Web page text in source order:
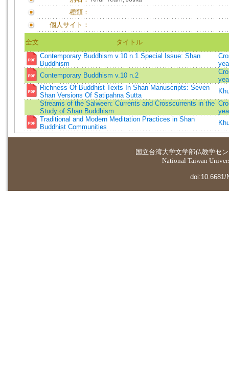
種類：
個人サイト：
全文
タイトル
Contemporary Buddhism v.10 n.1 Special Issue: Shan
Buddhism
Contemporary Buddhism v.10 n.2
Richness Of Buddhist Texts In Shan Manuscripts: Seven
Shan Versions Of Satipahna Sutta
Streams of the Salween: Currents and Crosscurrents in the
Study of Shan Buddhism
Traditional and Modern Meditation Practices in Shan
Buddhist Communities
国立台湾大学文学部仏教学セ
National Taiwan
doi:10.6681/